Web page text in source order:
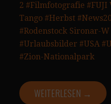
2 #Filmfotografie #FUJI
Tango #Herbst
#Rodenstock Sironar-
#Urlaubsbilder #USA
#Zion-Nationalpark
WEITERLESEN →